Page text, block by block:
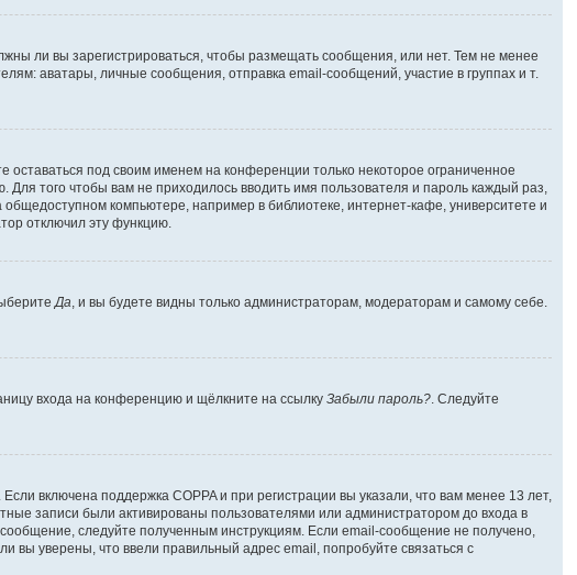
ли вы зарегистрироваться, чтобы размещать сообщения, или нет. Тем не менее
аватары, личные сообщения, отправка email-сообщений, участие в группах и т.
оставаться под своим именем на конференции только некоторое ограниченное
Для того чтобы вам не приходилось вводить имя пользователя и пароль каждый раз,
компьютере, например в библиотеке, интернет-кафе, университете и
отключил эту функцию.
Да, и вы будете видны только администраторам, модераторам и самому себе.
входа на конференцию и щёлкните на ссылку Забыли пароль?. Следуйте
включена поддержка COPPA и при регистрации вы указали, что вам менее 13 лет,
записи были активированы пользователями или администратором до входа в
следуйте полученным инструкциям. Если email-сообщение не получено,
вы уверены, что ввели правильный адрес email, попробуйте связаться с